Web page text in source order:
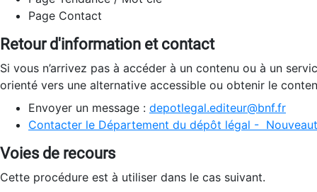
Page Contact
Retour d'information et contact
Si vous n’arrivez pas à accéder à un contenu ou à un
orienté vers une alternative accessible ou obtenir le
Envoyer un message : depotlegal.editeur@bnf.fr
Contacter le Département du dépôt légal -
Voies de recours
Cette procédure est à utiliser dans le cas suivant.